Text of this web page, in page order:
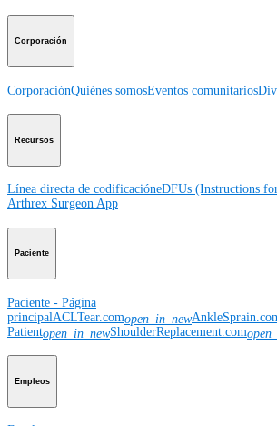
Corporación
CorporaciónQuiénes somosEventos comunitarios
Recursos
Línea directa de codificacióneDFUs (Instructions
Arthrex Surgeon App
Paciente
Paciente - Página
principalACLTear.comopen_in_new
Patientopen_in_newShoulderReplacement.com
Empleos